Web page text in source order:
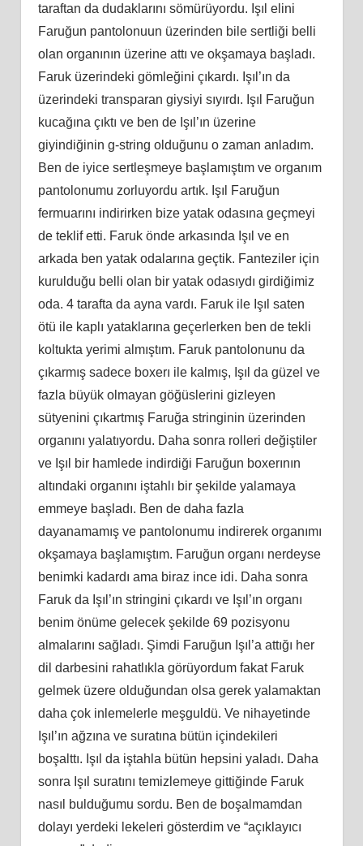
taraftan da dudaklarını sömürüyordu. Işıl elini
Faruğun pantolonuun üzerinden bile sertliği belli
olan organının üzerine attı ve okşamaya başladı.
Faruk üzerindeki gömleğini çıkardı. Işıl’ın da
üzerindeki transparan giysiyi sıyırdı. Işıl Faruğun
kucağına çıktı ve ben de Işıl’ın üzerine
giyindiğinin g-string olduğunu o zaman anladım.
Ben de iyice sertleşmeye başlamıştım ve organım
pantolonumu zorluyordu artık. Işıl Faruğun
fermuarını indirirken bize yatak odasına geçmeyi
de teklif etti. Faruk önde arkasında Işıl ve en
arkada ben yatak odalarına geçtik. Fanteziler için
kurulduğu belli olan bir yatak odasıydı girdiğimiz
oda. 4 tarafta da ayna vardı. Faruk ile Işıl saten
ötü ile kaplı yataklarına geçerlerken ben de tekli
koltukta yerimi almıştım. Faruk pantolonunu da
çıkarmış sadece boxerı ile kalmış, Işıl da güzel ve
fazla büyük olmayan göğüslerini gizleyen
sütyenini çıkartmış Faruğa stringinin üzerinden
organını yalatıyordu. Daha sonra rolleri değiştiler
ve Işıl bir hamlede indirdiği Faruğun boxerının
altındaki organını iştahlı bir şekilde yalamaya
emmeye başladı. Ben de daha fazla
dayanamamış ve pantolonumu indirerek organımı
okşamaya başlamıştım. Faruğun organı nerdeyse
benimki kadardı ama biraz ince idi. Daha sonra
Faruk da Işıl’ın stringini çıkardı ve Işıl’ın organı
benim önüme gelecek şekilde 69 pozisyonu
almalarını sağladı. Şimdi Faruğun Işıl’a attığı her
dil darbesini rahatlıkla görüyordum fakat Faruk
gelmek üzere olduğundan olsa gerek yalamaktan
daha çok inlemelerle meşguldü. Ve nihayetinde
Işıl’ın ağzına ve suratına bütün içindekileri
boşalttı. Işıl da iştahla bütün hepsini yaladı. Daha
sonra Işıl suratını temizlemeye gittiğinde Faruk
nasıl bulduğumu sordu. Ben de boşalmamdan
dolayı yerdeki lekeleri gösterdim ve “açıklayıcı